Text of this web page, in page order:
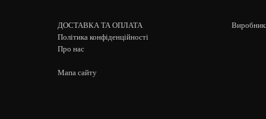
ДОСТАВКА ТА ОПЛАТА
Політика конфіденційності
Про нас
Мапа сайту